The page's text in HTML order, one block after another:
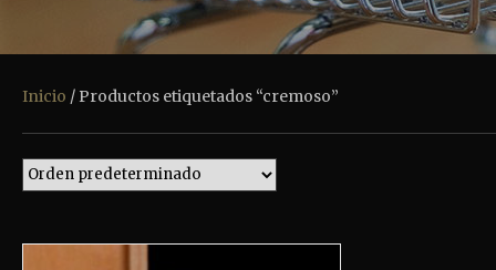
Inicio / Productos etiquetados “cremoso”